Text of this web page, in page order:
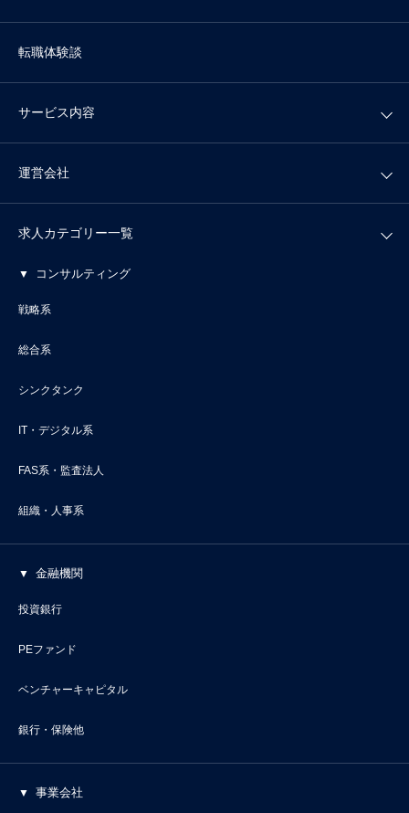
転職体験談
サービス内容
運営会社
求人カテゴリー一覧
コンサルティング
戦略系
総合系
シンクタンク
IT・デジタル系
FAS系・監査法人
組織・人事系
金融機関
投資銀行
PEファンド
ベンチャーキャピタル
銀行・保険他
事業会社